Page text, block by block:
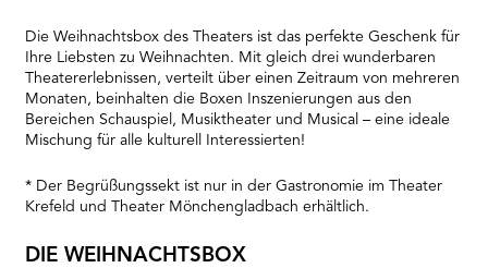
Die Weihnachtsbox des Theaters ist das perfekte Geschenk für
Ihre Liebsten zu Weihnachten. Mit gleich drei wunderbaren
Theatererlebnissen, verteilt über einen Zeitraum von mehreren
Monaten, beinhalten die Boxen Inszenierungen aus den
Bereichen Schauspiel, Musiktheater und Musical – eine ideale
Mischung für alle kulturell Interessierten!
* Der Begrüßungssekt ist nur in der Gastronomie im Theater
Krefeld und Theater Mönchengladbach erhältlich.
DIE WEIHNACHTSBOX